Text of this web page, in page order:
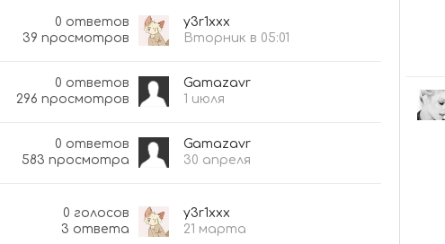
0 ответов
39 просмотров
y3r1xxx
Вторник в 05:01
0 ответов
296 просмотров
Gamazavr
1 июля
0 ответов
583 просмотра
Gamazavr
30 апреля
0 голосов
3 ответа
y3r1xxx
21 марта